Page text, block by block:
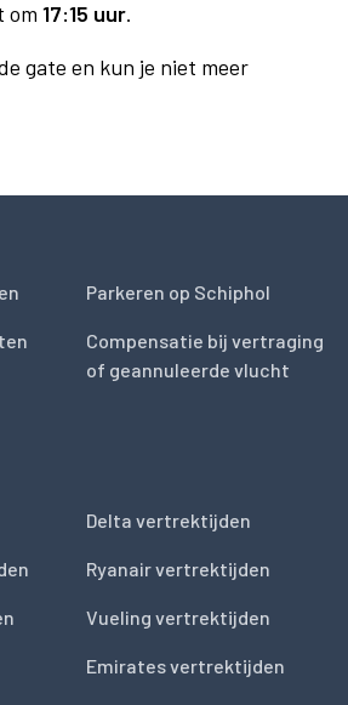
om 17:15 uur.
gate en kun je niet meer
Parkeren op Schiphol
Compensatie bij vertraging
of geannuleerde vlucht
Delta vertrektijden
Ryanair vertrektijden
Vueling vertrektijden
Emirates vertrektijden